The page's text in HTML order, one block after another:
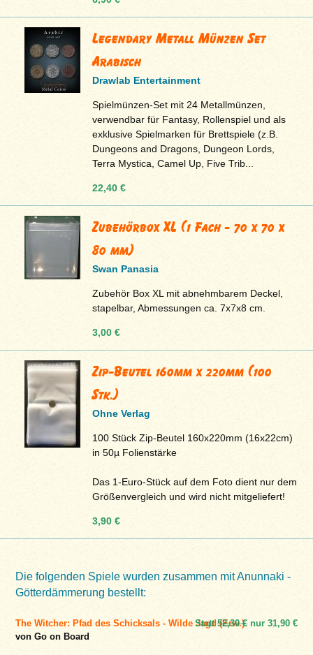
Legendary Metall Münzen Set
Arabisch
Drawlab Entertainment
Spielmünzen-Set mit 24 Metallmünzen,
verwendbar für Fantasy, Rollenspiel und als
exklusive Spielmarken für Brettspiele (z.B.
Dungeons and Dragons, Dungeon Lords,
Terra Mystica, Camel Up, Five Trib...
22,40 €
Zubehörbox XL (1 Fach - 70 x 70 x
80 mm)
Swan Panasia
Zubehör Box XL mit abnehmbarem Deckel,
stapelbar, Abmessungen ca. 7x7x8 cm.
3,00 €
Zip-Beutel 160mm x 220mm (100
Stk.)
Ohne Verlag
100 Stück Zip-Beutel 160x220mm (16x22cm)
in 50µ Folienstärke
Das 1-Euro-Stück auf dem Foto dient nur dem
Größenvergleich und wird nicht mitgeliefert!
3,90 €
Die folgenden Spiele wurden zusammen mit Anunnaki -
Götterdämmerung bestellt:
The Witcher: Pfad des Schicksals - Wilde Jagd (Erw.)
von Go on Board
Statt52,30 €nur 31,90 €